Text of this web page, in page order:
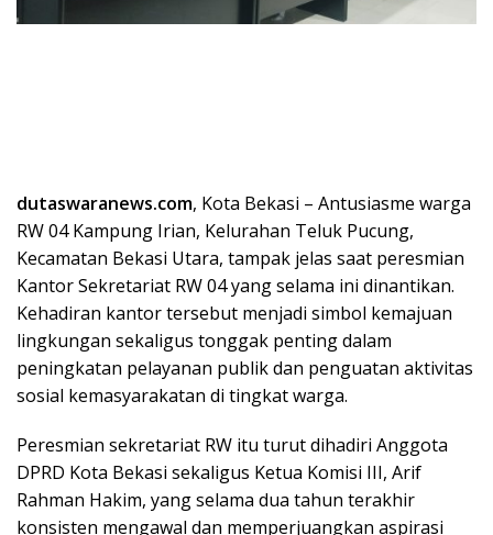
dutaswaranews.com, Kota Bekasi – Antusiasme warga
RW 04 Kampung Irian, Kelurahan Teluk Pucung,
Kecamatan Bekasi Utara, tampak jelas saat peresmian
Kantor Sekretariat RW 04 yang selama ini dinantikan.
Kehadiran kantor tersebut menjadi simbol kemajuan
lingkungan sekaligus tonggak penting dalam
peningkatan pelayanan publik dan penguatan aktivitas
sosial kemasyarakatan di tingkat warga.
Peresmian sekretariat RW itu turut dihadiri Anggota
DPRD Kota Bekasi sekaligus Ketua Komisi III, Arif
Rahman Hakim, yang selama dua tahun terakhir
konsisten mengawal dan memperjuangkan aspirasi